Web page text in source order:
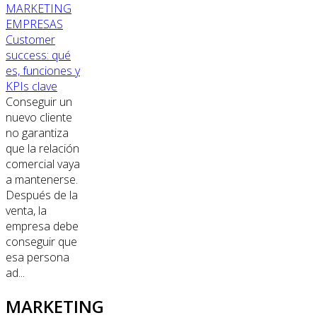
MARKETING
EMPRESAS
Customer
success: qué
es, funciones y
KPIs clave
Conseguir un
nuevo cliente
no garantiza
que la relación
comercial vaya
a mantenerse.
Después de la
venta, la
empresa debe
conseguir que
esa persona
ad...
MARKETING